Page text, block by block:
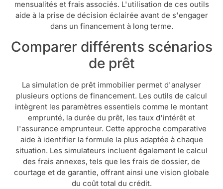
mensualités et frais associés. L'utilisation de ces outils
aide à la prise de décision éclairée avant de s'engager
dans un financement à long terme.
Comparer différents scénarios
de prêt
La simulation de prêt immobilier permet d'analyser
plusieurs options de financement. Les outils de calcul
intègrent les paramètres essentiels comme le montant
emprunté, la durée du prêt, les taux d'intérêt et
l'assurance emprunteur. Cette approche comparative
aide à identifier la formule la plus adaptée à chaque
situation. Les simulateurs incluent également le calcul
des frais annexes, tels que les frais de dossier, de
courtage et de garantie, offrant ainsi une vision globale
du coût total du crédit.